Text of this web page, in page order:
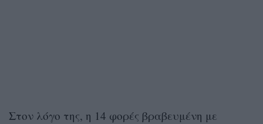
Στον λόγο της, η 14 φορές βραβευμένη με